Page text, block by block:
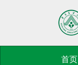
首页